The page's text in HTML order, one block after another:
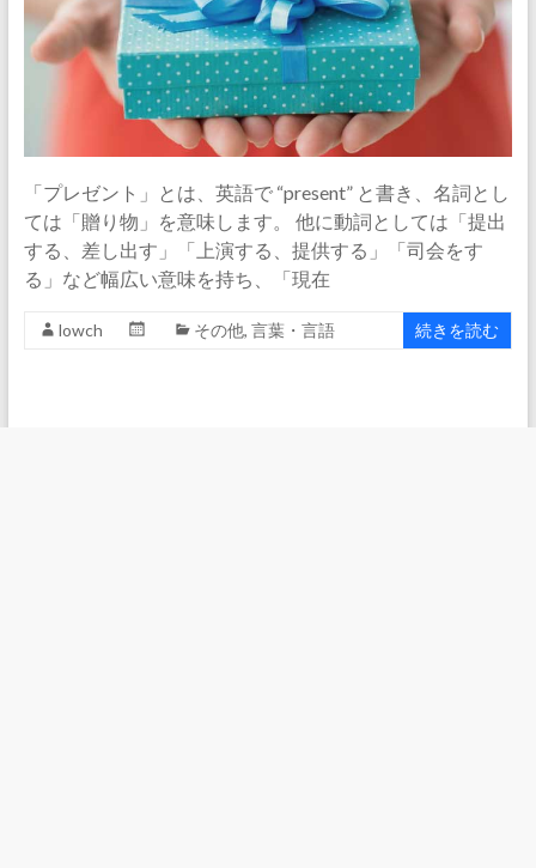
「プレゼント」とは、英語で “present” と書き、名詞とし
ては「贈り物」を意味します。 他に動詞としては「提出
する、差し出す」「上演する、提供する」「司会をす
る」など幅広い意味を持ち、「現在
lowch その他, 言葉・言語 続きを読む